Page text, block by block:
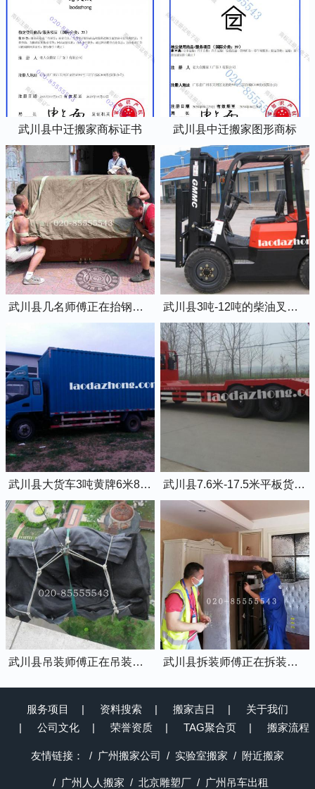
武川县中迁搬家商标证书 武川县中迁搬家图形商标
武川县几名师傅正在抬钢琴上楼 武川县3吨-12吨的柴油叉车出租
武川县大货车3吨黄牌6米8的厢式货车 武川县7.6米-17.5米平板货车出租
武川县吊装师傅正在吊装物品上楼 武川县拆装师傅正在拆装家具
服务项目 资料搜索 搬家吉日
关于我们
公司文化
荣誉资质 TAG聚合页 搬家流程
友情链接： 广州搬家公司 实验室搬家 附近搬家
广州人人搬家 北京雕塑厂 广州吊车出租